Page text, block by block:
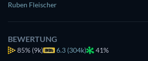
Ruben Fleischer
BEWERTUNG
85% (9k) 6.3 (304k) 41%